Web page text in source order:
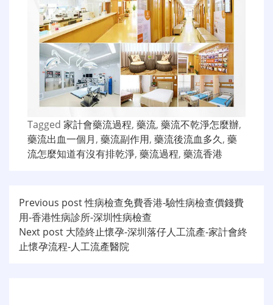
Tagged 家計會藥流過程, 藥流, 藥流不乾淨怎麼辦,
藥流出血一個月, 藥流副作用, 藥流後流血多久, 藥
流怎麼知道有沒有排乾淨, 藥流過程, 藥流香港
文
章
导
Previous post性病檢查免費香港-驗性病檢查價錢費
用-香港性病診所-深圳性病檢查
Next post 大陸終止懷孕-深圳落仔人工流產-家計會終
止懷孕流程-人工流產醫院